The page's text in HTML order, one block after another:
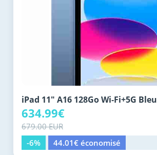
iPad 11" A16 128Go Wi‑Fi+5G Bleu
634.99€
679.00 EUR
-6%
44.01€ économisé